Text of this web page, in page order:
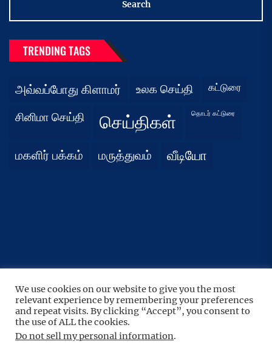
TRENDING TAGS
அவ்வப்போது கிளாமர் உலக செய்தி கட்டுரை
சினிமா செய்தி செய்திகள் தொடர் கட்டுரை
மகளிர் பக்கம் மருத்துவம் வீடியோ
UP↑
Copyright © 2026 நிதர்சனம்.All rights reserved.
Theme: BoundlessNews ByThemeinwp.
WordPress.
We use cookies on our website to give you the most
relevant experience by remembering your preferences
and repeat visits. By clicking “Accept”, you consent to
the use of ALL the cookies.
Do not sell my personal information.